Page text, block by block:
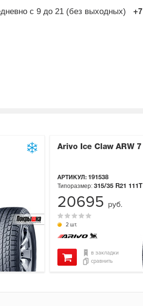
с 9 до 21 (без выходных)
Arivo Ice Claw ARW 7
АРТИКУЛ: 191538
2 шт.
Типоразмер: 315/35 R21 111T
в закладки
сравнить
20695 руб.